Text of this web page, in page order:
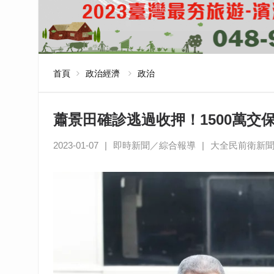
首頁 政治經濟 政治
蕭景田確診逃過收押！1500萬交
2023-01-07 | 即時新聞／綜合報導 | 大全民前衛新聞